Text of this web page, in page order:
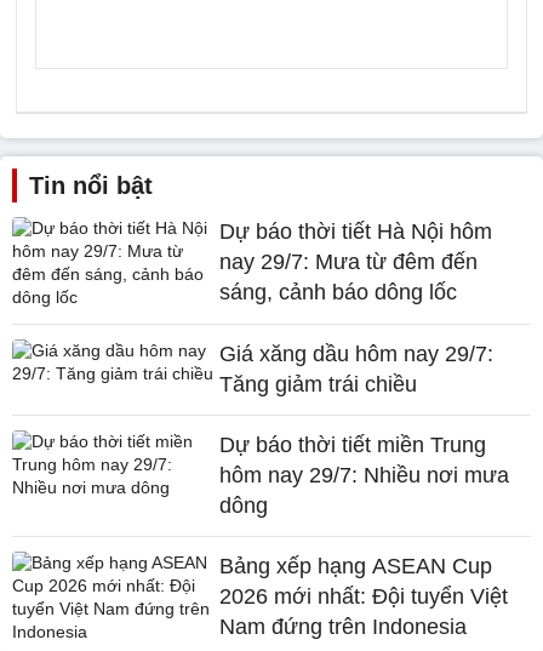
Tin nổi bật
Dự báo thời tiết Hà Nội hôm
nay 29/7: Mưa từ đêm đến
sáng, cảnh báo dông lốc
Giá xăng dầu hôm nay 29/7:
Tăng giảm trái chiều
Dự báo thời tiết miền Trung
hôm nay 29/7: Nhiều nơi mưa
dông
Bảng xếp hạng ASEAN Cup
2026 mới nhất: Đội tuyển Việt
Nam đứng trên Indonesia